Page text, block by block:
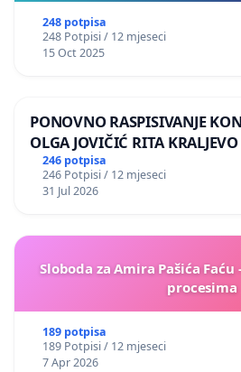
248 potpisa
248 Potpisi / 12 mjeseci
15 Oct 2025
PONOVNO RASPISIVANJE
OLGA JOVIČIĆ RITA KRALJEVO
246 potpisa
246 Potpisi / 12 mjeseci
31 Jul 2026
Sloboda za Amira Pašića
procesima
189 potpisa
189 Potpisi / 12 mjeseci
7 Apr 2026